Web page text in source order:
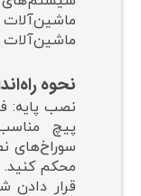
ماشین‌آلات
نحوه
نصب پایه:
سوراخ‌های
محکم کنید.